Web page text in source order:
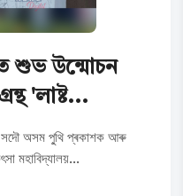
শুভ উন্মোচন
'লাষ্ট...
সদৌ অসম পু্থি প্ৰকাশক আৰু
মহাবিদ্যালয়...